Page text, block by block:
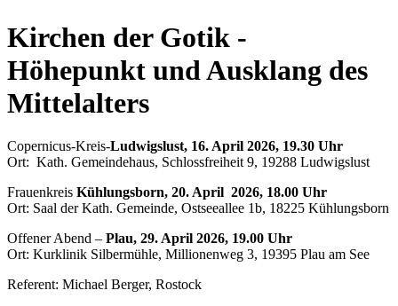
Kirchen der Gotik -
Höhepunkt und Ausklang des
Mittelalters
Copernicus-Kreis-Ludwigslust, 16. April 2026, 19.30 Uhr
Ort: Kath. Gemeindehaus, Schlossfreiheit 9, 19288 Ludwigslust
Frauenkreis Kühlungsborn, 20. April 2026, 18.00 Uhr
Ort: Saal der Kath. Gemeinde, Ostseeallee 1b, 18225 Kühlungsborn
Offener Abend – Plau, 29. April 2026, 19.00 Uhr
Ort: Kurklinik Silbermühle, Millionenweg 3, 19395 Plau am See
Referent: Michael Berger, Rostock